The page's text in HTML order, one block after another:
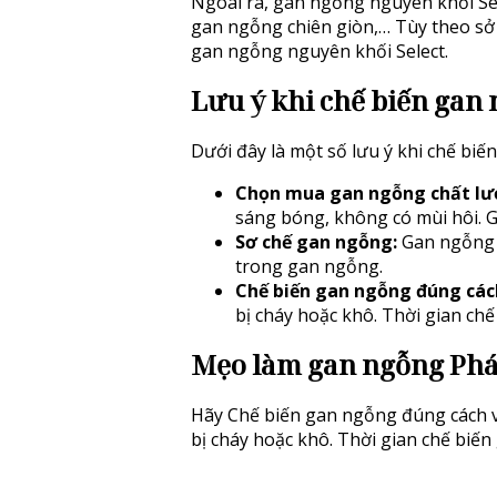
gan ngỗng chiên giòn,… Tùy theo
gan ngỗng nguyên khối Select.
Lưu ý khi chế biến gan
Dưới đây là một số lưu ý khi chế
Chọn mua gan ngỗng chất
sáng bóng, không có mùi hôi.
Sơ chế gan ngỗng:Gan
trong gan ngỗng.
Chế biến gan ngỗng đúng
bị cháy hoặc khô. Thời gian
Mẹo làm gan ngỗng
Hãy Chế biến gan ngỗng đúng
bị cháy hoặc khô. Thời gian chế